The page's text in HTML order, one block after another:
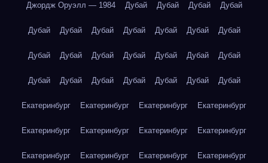
Джордж Оруэлл — 1984 Дубай Дубай Дубай Дубай
Дубай Дубай Дубай Дубай Дубай Дубай Дубай
Дубай Дубай Дубай Дубай Дубай Дубай Дубай
Дубай Дубай Дубай Дубай Дубай Дубай Дубай
Екатеринбург Екатеринбург Екатеринбург Екатеринбург
Екатеринбург Екатеринбург Екатеринбург Екатеринбург
Екатеринбург Екатеринбург Екатеринбург Екатеринбург